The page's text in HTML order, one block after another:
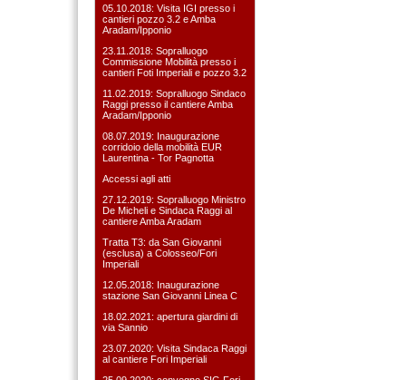
05.10.2018: Visita IGI presso i
cantieri pozzo 3.2 e Amba
Aradam/Ipponio
23.11.2018: Sopralluogo
Commissione Mobilità presso i
cantieri Foti Imperiali e pozzo 3.2
11.02.2019: Sopralluogo Sindaco
Raggi presso il cantiere Amba
Aradam/Ipponio
08.07.2019: Inaugurazione
corridoio della mobilità EUR
Laurentina - Tor Pagnotta
Accessi agli atti
27.12.2019: Sopralluogo Ministro
De Micheli e Sindaca Raggi al
cantiere Amba Aradam
Tratta T3: da San Giovanni
(esclusa) a Colosseo/Fori
Imperiali
12.05.2018: Inaugurazione
stazione San Giovanni Linea C
18.02.2021: apertura giardini di
via Sannio
23.07.2020: Visita Sindaca Raggi
al cantiere Fori Imperiali